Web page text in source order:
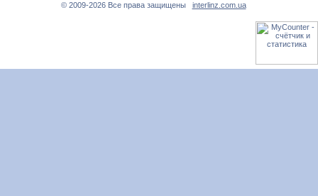
© 2009-2026 Все права защищены interlinz.com.ua